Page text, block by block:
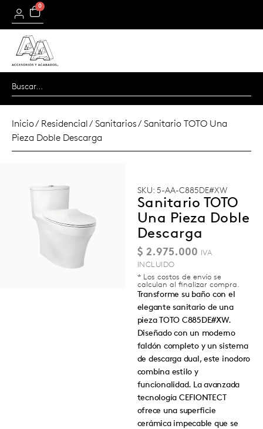
0
Inicio/ Residencial/ Sanitarios/ Sanitario TOTO Una
Pieza Doble Descarga
SKU: 5-AA-C885DE#XW
Sanitario TOTO
Una Pieza Doble
Descarga
$ 2.975.000
* Los costos de envío se
calculan al finalizar compra.
Transforme su baño con el
elegante sanitario de una
pieza TOTO C885DE#XW.
Diseñado con un moderno
faldón completo y un sistema
de descarga dual, este inodoro
combina estilo y
funcionalidad. La avanzada
tecnología CEFIONTECT
ofrece una superficie
cerámica impecable que se